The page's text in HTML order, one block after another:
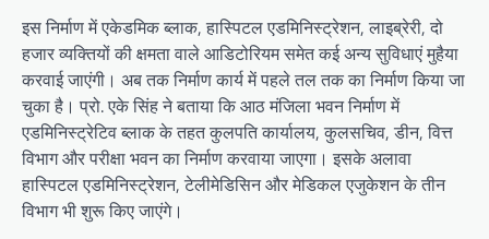
इस निर्माण में एकेडमिक ब्लाक, हास्पिटल एडमिनिस्ट्रेशन, लाइब्रेरी, दो
हजार व्यक्तियों की क्षमता वाले आडिटोरियम समेत कई अन्य सुविधाएं मुहैया
करवाई जाएंगी। अब तक निर्माण कार्य में पहले तल तक का निर्माण किया जा
चुका है। प्रो. एके सिंह ने बताया कि आठ मंजिला भवन निर्माण में
एडमिनिस्ट्रेटिव ब्लाक के तहत कुलपति कार्यालय, कुलसचिव, डीन, वित्त
विभाग और परीक्षा भवन का निर्माण करवाया जाएगा। इसके अलावा
हास्पिटल एडमिनिस्ट्रेशन, टेलीमेडिसिन और मेडिकल एजुकेशन के तीन
विभाग भी शुरू किए जाएंगे।